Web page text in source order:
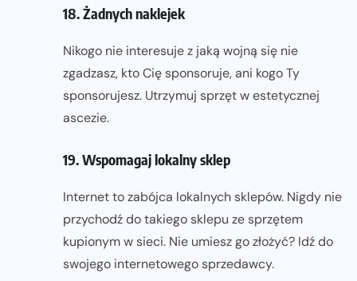
18. Żadnych naklejek
Nikogo nie interesuje z jaką wojną się nie
zgadzasz, kto Cię sponsoruje, ani kogo Ty
sponsorujesz. Utrzymuj sprzęt w estetycznej
ascezie.
19. Wspomagaj lokalny sklep
Internet to zabójca lokalnych sklepów. Nigdy nie
przychodź do takiego sklepu ze sprzętem
kupionym w sieci. Nie umiesz go złożyć? Idź do
swojego internetowego sprzedawcy.